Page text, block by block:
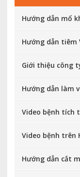
Hướng dẫn mổ
Hướng dẫn tiêm
Giới thiệu công
Hướng dẫn làm
Video bệnh tích
Video bệnh trên
Hướng dẫn cắt